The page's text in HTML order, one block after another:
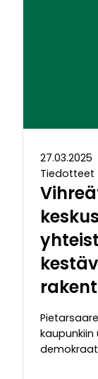
27.03.2025
Tiedotteet